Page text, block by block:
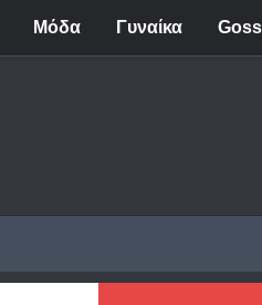
Μόδα Γυναίκα